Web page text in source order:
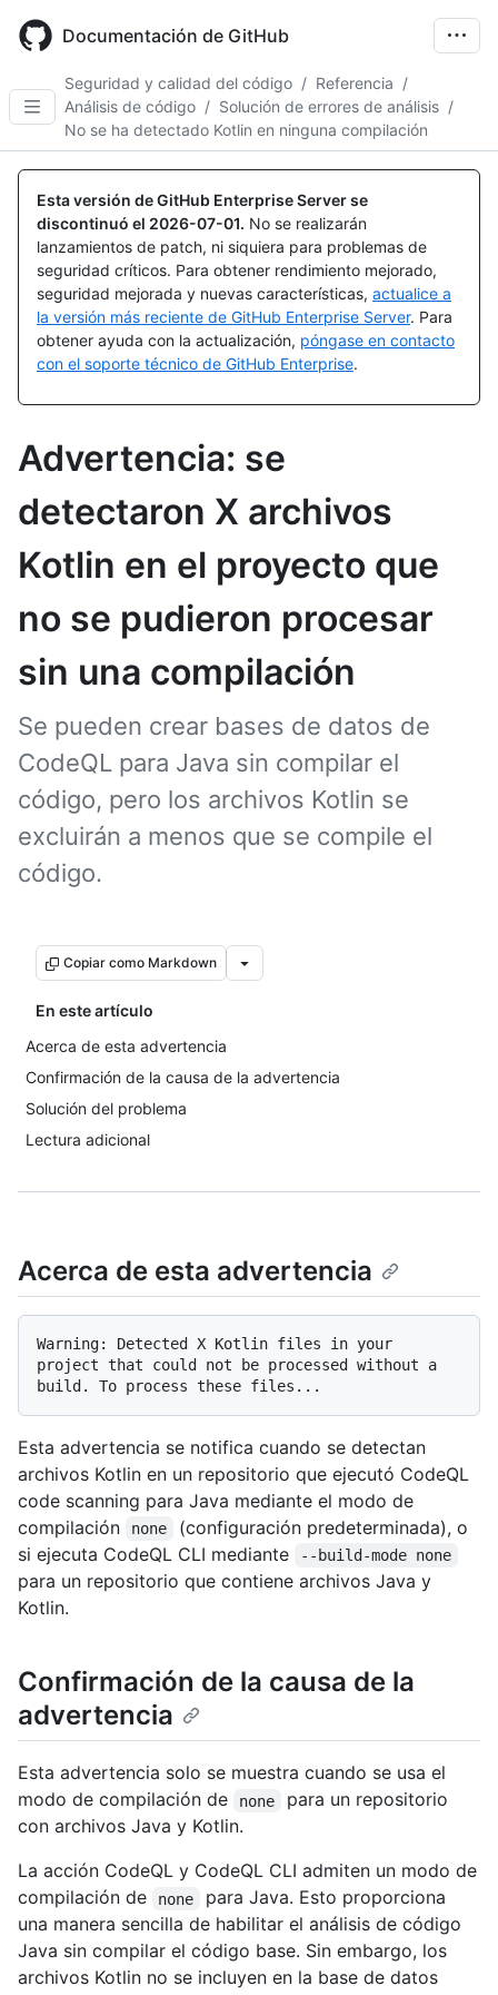
main
Documentación de GitHub
Seguridad y calidad del código / Referencia /
Análisis de código / Solución de errores de análisis /
No se ha detectado Kotlin en ninguna compilación
Esta versión de GitHub Enterprise Server se
discontinuó el 2026-07-01. No se realizarán
lanzamientos de patch, ni siquiera para problemas de
seguridad críticos. Para obtener rendimiento mejorado,
seguridad mejorada y nuevas características, actualice a
la versión más reciente de GitHub Enterprise Server. Para
obtener ayuda con la actualización, póngase en contacto
con el soporte técnico de GitHub Enterprise.
Advertencia: se
detectaron X archivos
Kotlin en el proyecto que
no se pudieron procesar
sin una compilación
Se pueden crear bases de datos de
CodeQL para Java sin compilar el
código, pero los archivos Kotlin se
excluirán a menos que se compile el
código.
Copiar como Markdown
En este artículo
Acerca de esta advertencia
Confirmación de la causa de la advertencia
Solución del problema
Lectura adicional
Acerca de esta advertencia
Warning: Detected X Kotlin files in your
project that could not be processed without a
Esta advertencia se notifica cuando se detectan
archivos Kotlin en un repositorio que ejecutó CodeQL
code scanning para Java mediante el modo de
compilación
none
(configuración predeterminada), o
si ejecuta CodeQL CLI mediante
--build-mode none
para un repositorio que contiene archivos Java y
Kotlin.
Confirmación de la causa de la
advertencia
Esta advertencia solo se muestra cuando se usa el
modo de compilación de
none
para un repositorio
con archivos Java y Kotlin.
La acción CodeQL y CodeQL CLI admiten un modo de
compilación de
none
para Java. Esto proporciona
una manera sencilla de habilitar el análisis de código
Java sin compilar el código base. Sin embargo, los
archivos Kotlin no se incluyen en la base de datos